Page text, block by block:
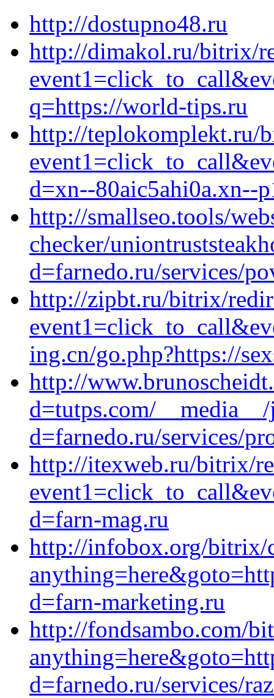
http://dostupno48.ru
http://dimakol.ru/bitrix/
q=https://world-tips.ru
http://teplokomplekt.ru/
d=xn--80aic5ahi0a.xn--
http://smallseo.tools/
checker/
d=farnedo.ru/services/
http://zipbt.ru/bitrix/
ing.cn/go.php?https://
http://
d=tutps.com/
d=farnedo.ru/services/
http://itexweb.ru/bitrix/
d=farn-mag.ru
http://infobox.org/bitrix/
d=farn-marketing.ru
http://fondsambo.com/
d=farnedo.ru/services/